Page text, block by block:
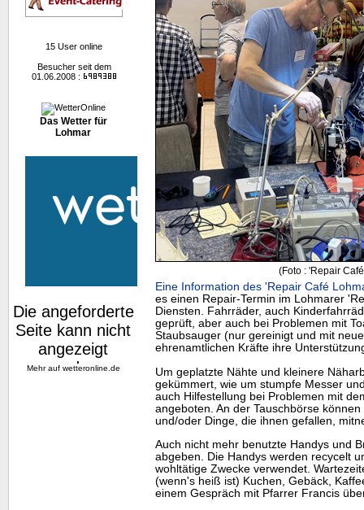
15 User online
Besucher seit dem
01.06.2008 :
Das Wetter für
Lohmar
Mehr auf wetteronline.de
(Foto : 'Repair
Eine Information des 'Repair Café
es einen Repair-Termin im Lohmarer
Diensten. Fahrräder, auch
geprüft, aber auch bei Problemen mit
Staubsauger (nur gereinigt und mit
ehrenamtlichen Kräfte ihre
Um geplatzte Nähte und kleinere
gekümmert, wie um stumpfe Messer
auch Hilfestellung bei Problemen mit
angeboten. An der Tauschbörse
und/oder Dinge, die ihnen gefallen,
Auch nicht mehr benutzte Handys und
abgeben. Die Handys werden recycelt
wohltätige Zwecke verwendet.
(wenn's heiß ist) Kuchen, Gebäck,
einem Gespräch mit Pfarrer Francis